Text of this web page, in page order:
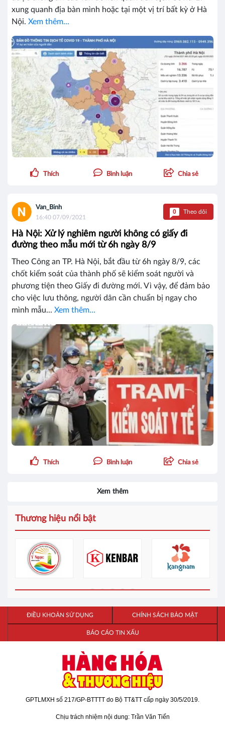
xung quanh địa bàn mình hoặc tại một vị trí bất kỳ ở Hà
Nội. Xem thêm...
Thích Bình luận Chia sẻ
Van_Binh
16:40 07/09/2021
0 Theo dõi
Hà Nội: Xử lý nghiêm người không có giấy đi
đường theo mẫu mới từ 6h ngày 8/9
Theo Công an TP. Hà Nội, bắt đầu từ 6h ngày 8/9, các
chốt kiểm soát của thành phố sẽ kiểm soát người và
phương tiện theo Giấy đi đường mới. Vì vậy, để đảm bảo
cho việc lưu thông, người dân cần chuẩn bị ngay cho
mình mẫu... Xem thêm...
Thích Bình luận Chia sẻ
Xem thêm
Thương hiệu nổi bật
ĐIỀU KHOẢN SỬ DỤNG CHÍNH SÁCH BẢO MẬT
BÁO CÁO TIN XẤU
GPTLMXH số 217/GP-BTTTT do Bộ TT&TT cấp ngày 30/5/2019.
Chịu trách nhiệm nội dung: Trần Văn Tiến